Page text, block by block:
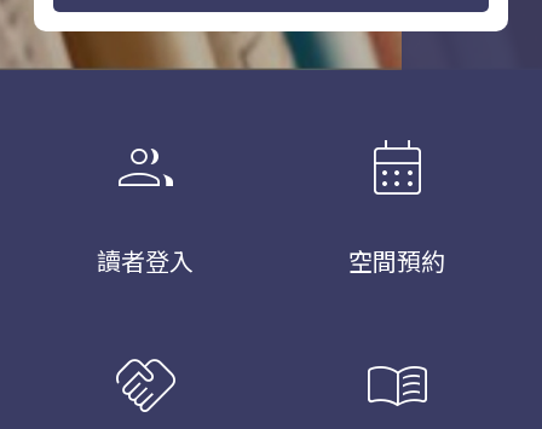
group
讀者登入
calendar_month
空間預約
handshake menu_book